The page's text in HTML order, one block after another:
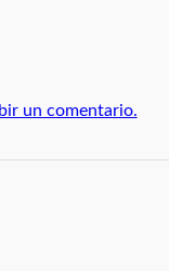
un comentario.